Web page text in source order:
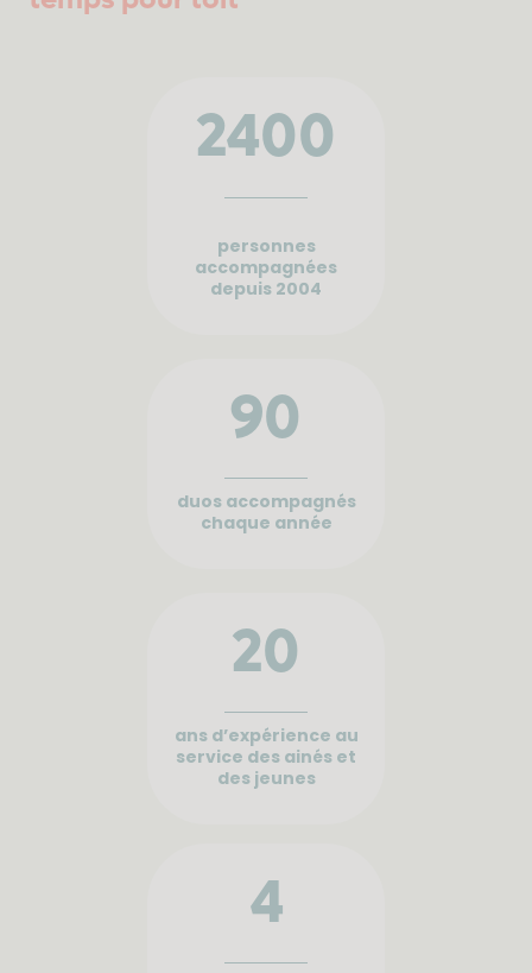
2400
personnes
accompagnées
depuis 2004
90
duos accompagnés
chaque année
20
ans d’expérience au
service des ainés et
des jeunes
4